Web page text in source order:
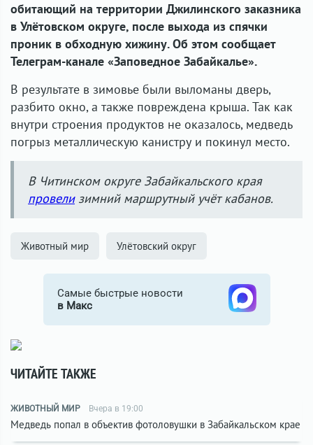
обитающий на территории Джилинского заказника
в Улётовском округе, после выхода из спячки
проник в обходную хижину. Об этом сообщает
Телеграм-канале «Заповедное Забайкалье».
В результате в зимовье были выломаны дверь,
разбито окно, а также повреждена крыша. Так как
внутри строения продуктов не оказалось, медведь
погрыз металлическую канистру и покинул место.
В Читинском округе Забайкальского края
провелизимний маршрутный учёт кабанов.
Животный мир Улётовский округ
Самые быстрые новости
в Макс
ЧИТАЙТЕ ТАКЖЕ
ЖИВОТНЫЙ МИР Вчера в 19:00
Медведь попал в объектив фотоловушки в Забайкальском крае